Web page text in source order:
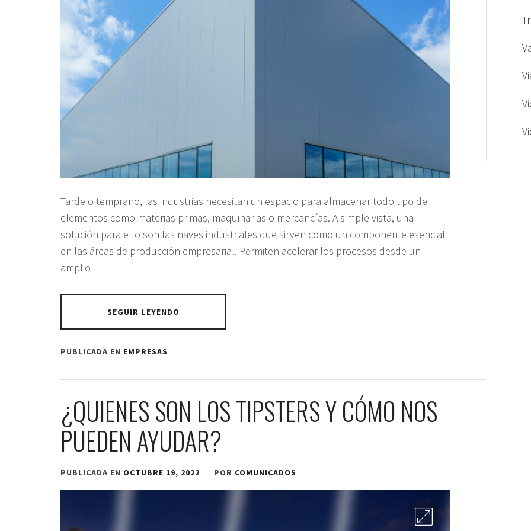
Tarde o temprano, las industrias necesitan un espacio para almacenar todo tipo de
elementos como materias primas, maquinarias o mercancías. A simple vista, una
solución para ello son las naves industriales que sirven como un componente esencial
en las áreas de producción empresarial. Permiten acelerar los procesos desde un
amplio
SEGUIR LEYENDO
PUBLICADA EN EMPRESAS
¿QUIENES SON LOS TIPSTERS Y CÓMO NOS
PUEDEN AYUDAR?
PUBLICADA EN OCTUBRE 19, 2022 POR COMUNICADOS